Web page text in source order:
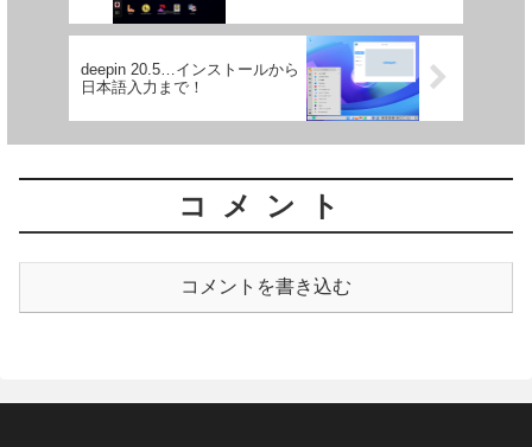
deepin 20.5…インストールから
日本語入力まで！
コメント
コメントを書き込む